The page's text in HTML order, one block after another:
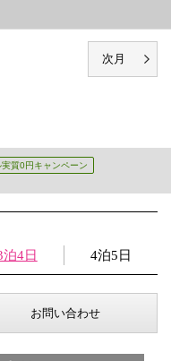
実質0円キャンペーン
泊4日 4泊5日
お問い合わせ